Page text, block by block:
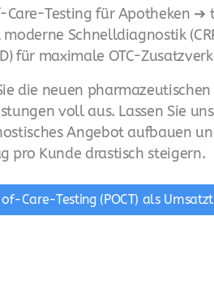
Testing für Apotheken ➔
Schnelldiagnostik
für maximale OTC-
die neuen pharmazeutischen
voll aus. Lassen Sie
Angebot aufbauen
pro Kunde drastisch steigern.
Care-Testing (POCT) als